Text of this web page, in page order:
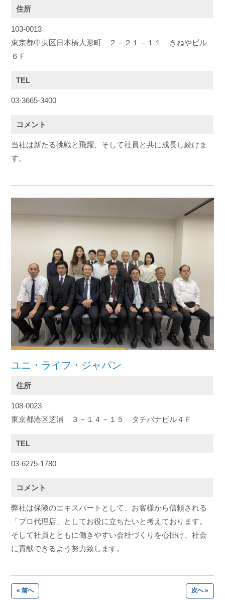
住所
103-0013
東京都中央区日本橋人形町 ２－２１－１１ きねやビル
６Ｆ
TEL
03-3665-3400
コメント
当社は新たる挑戦と飛躍、そして社員と共に成長し続けま
す。
ユニ・ライフ・ジャパン
住所
108-0023
東京都港区芝浦 ３－１４－１５ タチバナビル４Ｆ
TEL
03-6275-1780
コメント
弊社は保険のエキスパートとして、お客様から信頼される
「プロ代理店」としてお役に立ちたいと考えております。
そして社員とともに働きやすい会社づくりを心掛け、社会
に貢献できるよう努力致します。
« 前へ 次へ »